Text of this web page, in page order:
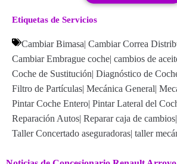
Etiquetas de Servicios
Cambiar Bimasa| Cambiar Correa
Cambiar Embrague coche| cambios de
Coche de Sustitución| Diagnóstico de
Filtro de Partículas| Mecánica General|
Pintar Coche Entero| Pintar Lateral del
Reparación Autos| Reparar caja de cambios|
Taller Concertado aseguradoras| taller